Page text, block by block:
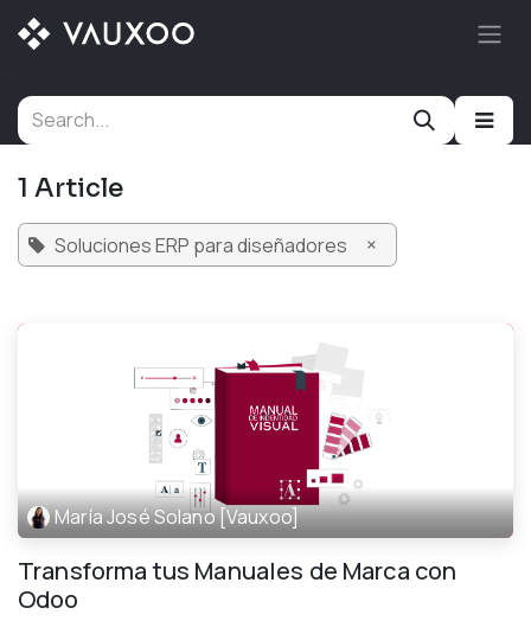
Skip to Content
1 Article
Soluciones ERP para diseñadores ×
María José Solano [Vauxoo]
Transforma tus Manuales de Marca con
Odoo